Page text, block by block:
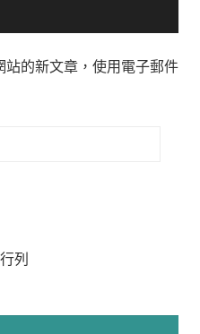
的新文章，使用電子郵件
列